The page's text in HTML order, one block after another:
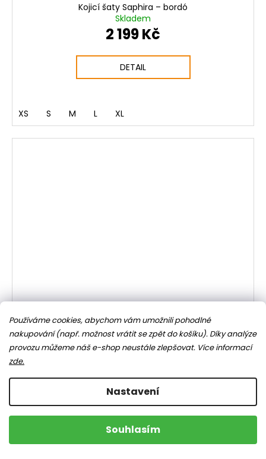
Používáme cookies, abychom vám umožnili pohodlné
nakupování (např. možnost vrátit se zpět do košíku). Díky analýze
provozu můžeme náš e-shop neustále zlepšovat. Více informací
zde.
Nastavení
Souhlasím
Kojicí šaty Saphira – bordó
Skladem
2 199 Kč
DETAIL
XS S M L XL